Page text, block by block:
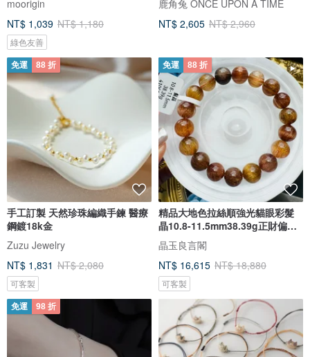
moorigin
NT$ 1,039 NT$ 1,180
綠色友善
鹿角兔 ONCE UPON A TIME
NT$ 2,605 NT$ 2,960
免運 88 折
手工訂製 天然珍珠編織手鍊 醫療
鋼鍍18k金
Zuzu Jewelry
NT$ 1,831 NT$ 2,080
可客製
免運 88 折
精品大地色拉絲順強光貓眼彩髮
晶10.8-11.5mm38.39g正財偏財
自信
晶玉良言閣
NT$ 16,615 NT$ 18,880
可客製
免運 98 折